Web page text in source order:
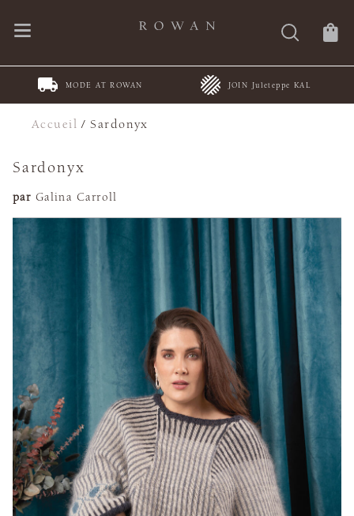
MODE AT ROWAN JOIN Juleteppe KAL
Accueil /Sardonyx
Sardonyx
par Galina Carroll